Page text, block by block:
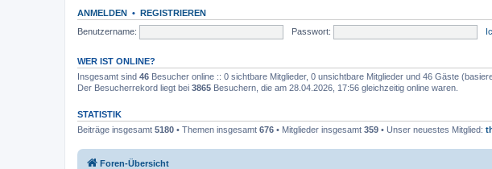
ANMELDEN • REGISTRIEREN
Benutzername:
Passwort:
WER IST ONLINE?
Insgesamt sind 46 Besucher online :: 0 sichtbare Mitglieder, 0 unsichtbare Mitglieder und 46 Gäste
Der Besucherrekord liegt bei 3865 Besuchern, die am 28.04.2026, 17:56 gleichzeitig online waren.
STATISTIK
Beiträge insgesamt 5180 • Themen insgesamt 676 • Mitglieder insgesamt 359 • Unser neuestes Mitglied:
Foren-Übersicht